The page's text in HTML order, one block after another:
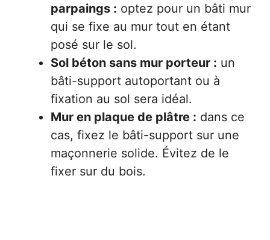
parpaings : optez pour un bâti mur
qui se fixe au mur tout en étant
posé sur le sol.
Sol béton sans mur porteur : un
bâti-support autoportant ou à
fixation au sol sera idéal.
Mur en plaque de plâtre : dans ce
cas, fixez le bâti-support sur une
maçonnerie solide. Évitez de le
fixer sur du bois.